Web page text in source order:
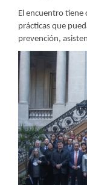
El encuentro
prácticas que
prevención,